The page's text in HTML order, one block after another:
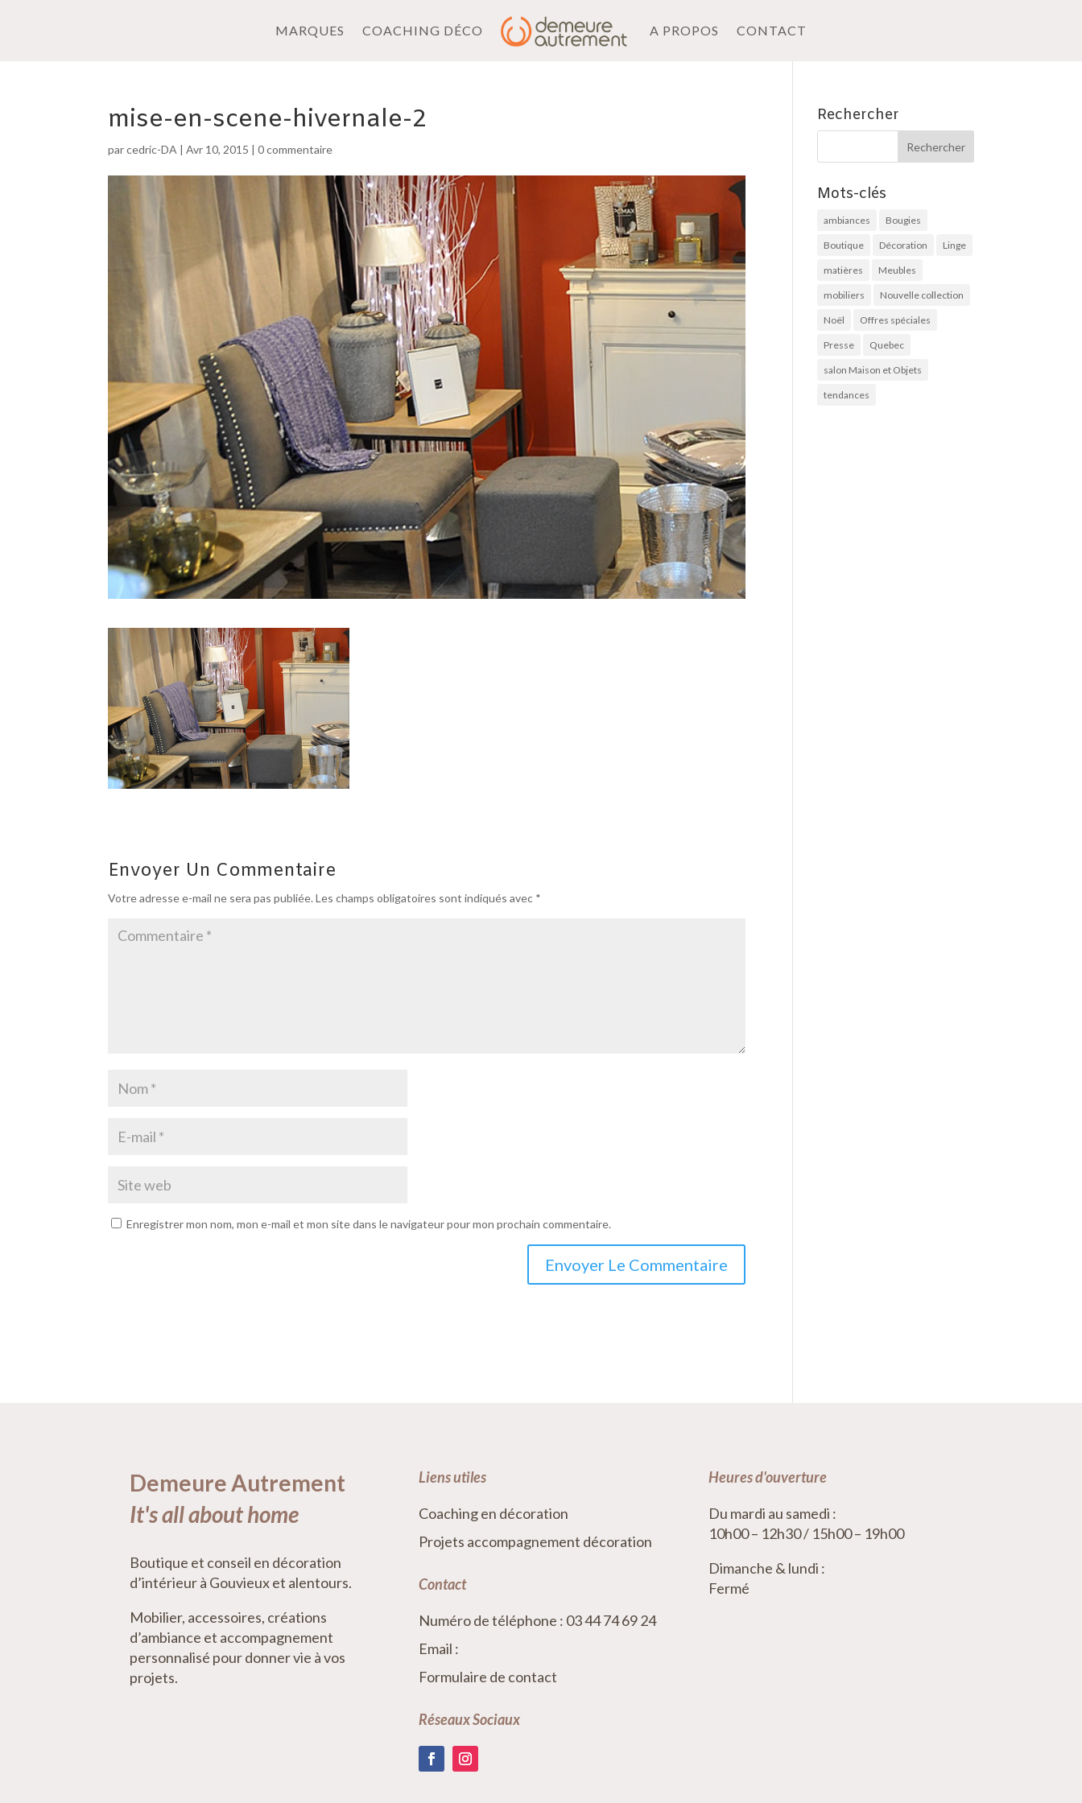
MARQUES COACHING DÉCO A PROPOS CONTACT
mise-en-scene-hivernale-2
parcedric-DA |Avr 10, 2015 |0 commentaire
Envoyer Un Commentaire
Votre adresse e-mail ne sera pas publiée. Les champs obligatoires sont indiqués avec *
Enregistrer mon nom, mon e-mail et mon site dans le navigateur pour mon prochain commentaire.
Rechercher
Mots-clés
ambiances Bougies
Boutique Décoration Linge
matières Meubles
mobiliers Nouvelle collection
Noël Offres spéciales
Presse Quebec
salon Maison et Objets
tendances
Demeure Autrement
It's all about home
Boutique et conseil en décoration
d’intérieur à Gouvieux et alentours.
Mobilier, accessoires, créations
d’ambiance et accompagnement
personnalisé pour donner vie à vos
projets.
Liens utiles
Coaching en décoration
Projets accompagnement décoration
Contact
Numéro de téléphone : 03 44 74 69 24
Email :
Formulaire de contact
Réseaux Sociaux
Heures d'ouverture
Du mardi au samedi :
10h00 – 12h30 / 15h00 – 19h00
Dimanche & lundi :
Fermé